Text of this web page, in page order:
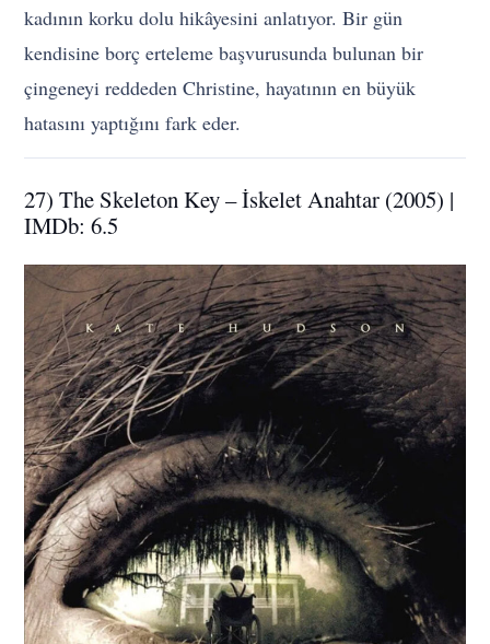
kadının korku dolu hikâyesini anlatıyor. Bir gün
kendisine borç erteleme başvurusunda bulunan bir
çingeneyi reddeden Christine, hayatının en büyük
hatasını yaptığını fark eder.
27) The Skeleton Key – İskelet Anahtar (2005) |
IMDb: 6.5